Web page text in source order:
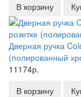
В корзину
Дверная ручка
(полированный
11174р.
В корзину